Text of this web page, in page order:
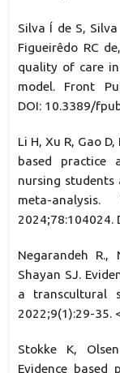
Silva Í de S,
Figueirêdo RC
quality of care
model. Front
DOI: 10.3389/
Li H, Xu R, Gao
based practice
nursing students
meta-
2024;78:104024.
Negarandeh R.,
Shayan SJ.
a transcultural
2022;9(1):29-35.
Stokke K,
Evidence based